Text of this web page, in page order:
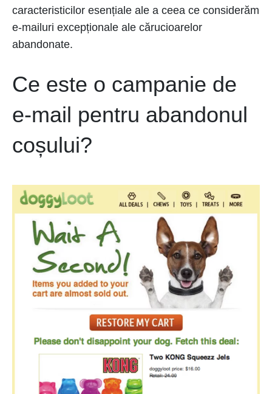
caracteristicilor esențiale ale a ceea ce considerăm
e-mailuri excepționale ale cărucioarelor
abandonate.
Ce este o campanie de
e-mail pentru abandonul
coșului?